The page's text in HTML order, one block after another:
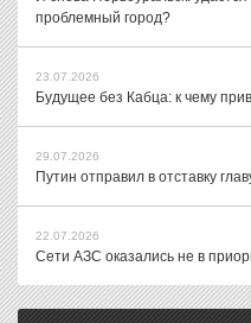
проблемный город?
23.07.2026
Будущее без Кабца: к чему
29.07.2026
Путин отправил в отставку
22.07.2026
Сети АЗС оказались не в